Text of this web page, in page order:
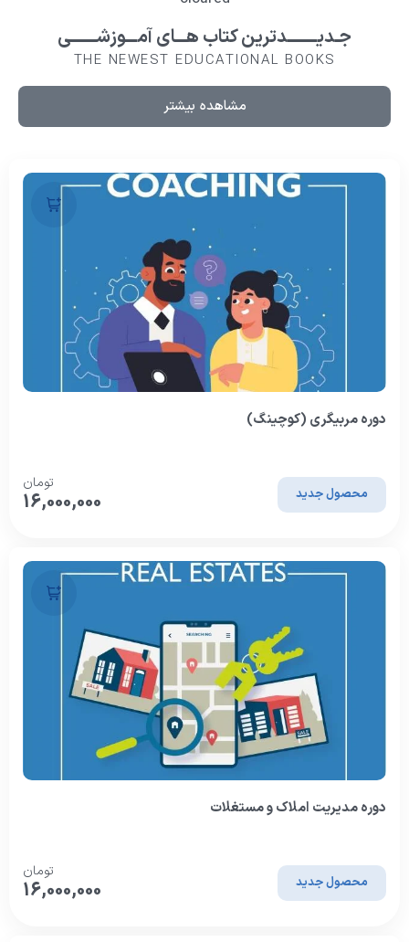
جـدیــــــــدترین کتاب هـــای آمـــوزشـــــــی
THE NEWEST EDUCATIONAL BOOKS
مشاهده بیشتر
دوره مربیگری (کوچینگ)
محصول جدید
تومان
16,000,000
دوره مدیریت املاک و مستغلات
محصول جدید
تومان
16,000,000